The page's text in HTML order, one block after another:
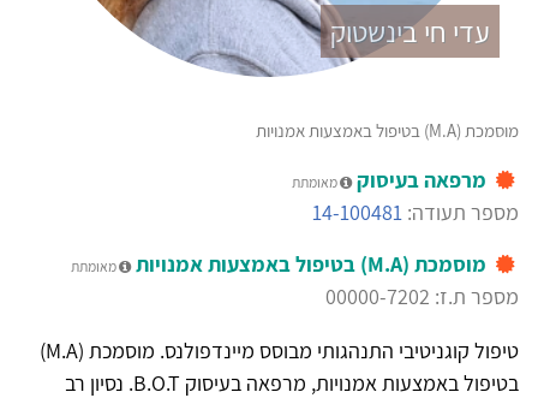
עדי חי בינשטוק
מוסמכת (M.A) בטיפול באמצעות אמנויות
מרפאה בעיסוק מאומתת
מספר תעודה: 14-100481
מוסמכת (M.A) בטיפול באמצעות אמנויות
מאומתת
מספר ת.ז: 00000-7202
טיפול קוגניטיבי התנהגותי מבוסס מיינדפולנס. מוסמכת (M.A)
בטיפול באמצעות אמנויות, מרפאה בעיסוק B.O.T. נסיון רב